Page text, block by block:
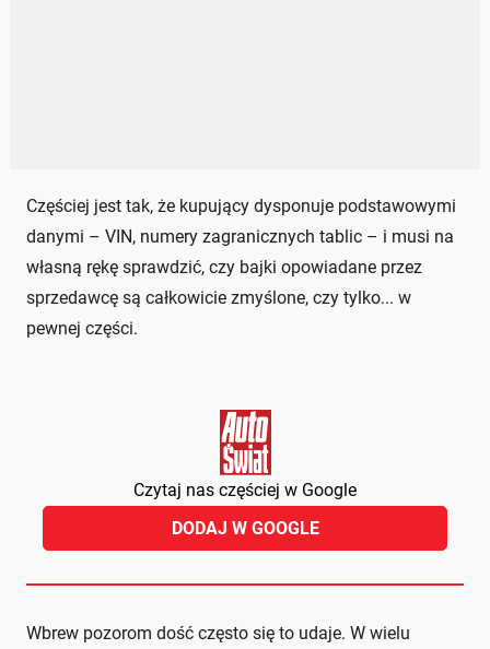
Częściej jest tak, że kupujący dysponuje podstawowymi
danymi – VIN, numery zagranicznych tablic – i musi na
własną rękę sprawdzić, czy bajki opowiadane przez
sprzedawcę są całkowicie zmyślone, czy tylko... w
pewnej części.
Czytaj nas częściej w Google
DODAJ W GOOGLE
Wbrew pozorom dość często się to udaje. W wielu